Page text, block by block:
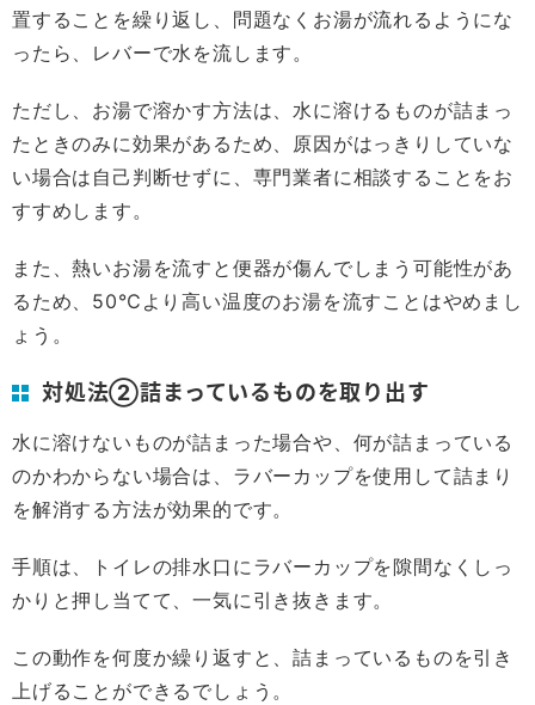
置することを繰り返し、問題なくお湯が流れるようにな
ったら、レバーで水を流します。
ただし、お湯で溶かす方法は、水に溶けるものが詰まっ
たときのみに効果があるため、原因がはっきりしていな
い場合は自己判断せずに、専門業者に相談することをお
すすめします。
また、熱いお湯を流すと便器が傷んでしまう可能性があ
るため、50℃より高い温度のお湯を流すことはやめまし
ょう。
対処法②詰まっているものを取り出す
水に溶けないものが詰まった場合や、何が詰まっている
のかわからない場合は、ラバーカップを使用して詰まり
を解消する方法が効果的です。
手順は、トイレの排水口にラバーカップを隙間なくしっ
かりと押し当てて、一気に引き抜きます。
この動作を何度か繰り返すと、詰まっているものを引き
上げることができるでしょう。